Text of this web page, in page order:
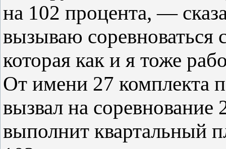
на 102 процента, —
вызываю
которая как и я тоже
От имени 27 комплекта
вызвал на соревнование
выполнит квартальный